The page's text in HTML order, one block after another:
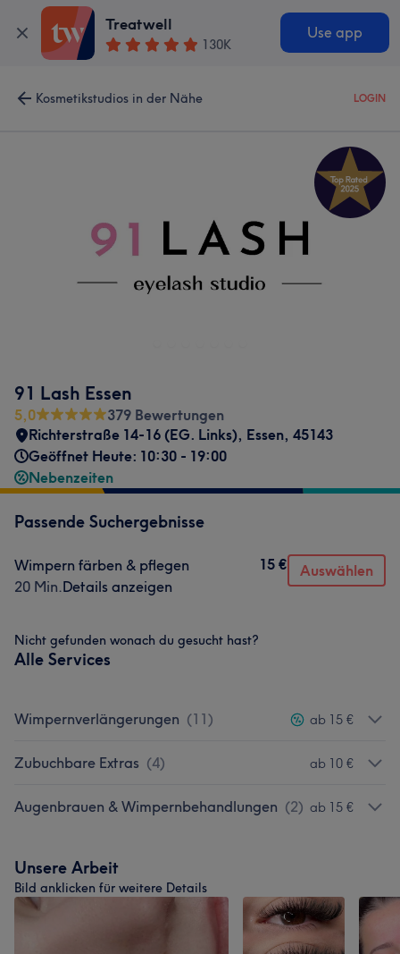
Treatwell
130K
Use app
Kosmetikstudios in der Nähe LOGIN
91 Lash Essen
5,0
379 Bewertungen
Richterstraße 14-16 (EG. Links), Essen, 45143
Geöffnet Heute: 10:30 - 19:00
Nebenzeiten
Passende Suchergebnisse
Wimpern färben & pflegen
20 Min.Details anzeigen
15 € Auswählen
Nicht gefunden wonach du gesucht hast?
Alle Services
Wimpernverlängerungen (11) ab 15 €
Zubuchbare Extras (4) ab 10 €
Augenbrauen & Wimpernbehandlungen (2) ab 15 €
Unsere Arbeit
Bild anklicken für weitere Details